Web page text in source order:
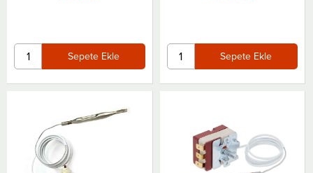
Sepete Ekle Sepete Ekle